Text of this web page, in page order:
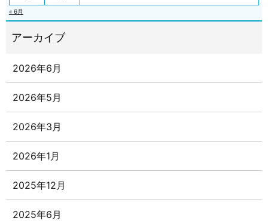
« 6月
2026年6月
2026年5月
2026年3月
2026年1月
2025年12月
2025年6月